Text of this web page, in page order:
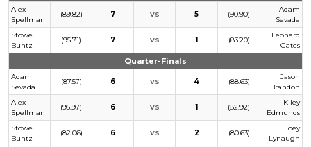
Alex
Spellman
(89.82) 7 VS 5 (90.90)
Adam
Sevada
Stowe
Buntz
(95.71) 7 VS 1 (83.20)
Leonard
Gates
Quarter-Finals
Adam
Sevada
(87.57) 6 VS 4 (88.63)
Jason
Brandon
Alex
Spellman
(95.97) 6 VS 1 (82.92)
Kiley
Edmunds
Stowe
Buntz
(82.06) 6 VS 2 (80.63)
Joey
Lynaugh